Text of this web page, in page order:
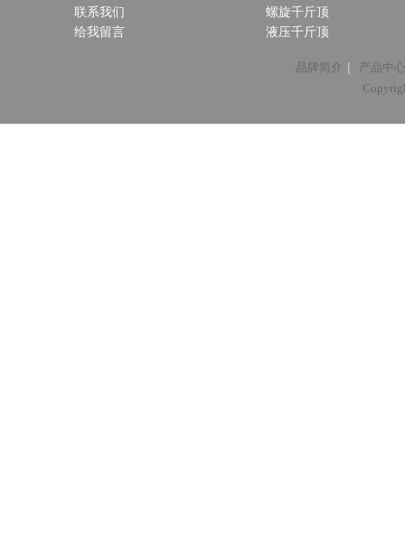
联系我们
给我留言
螺旋千斤顶
液压千斤顶
品牌简介 |
产品中心